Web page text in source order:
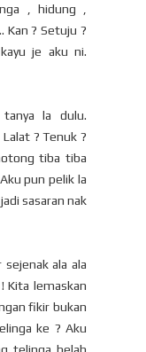
, hidung ,
Kan ? Setuju ?
je aku ni.
la dulu.
? Tenuk ?
tiba tiba
pun pelik la
sasaran nak
ala ala
Kita lemaskan
fikir bukan
ke ? Aku
telinga belah